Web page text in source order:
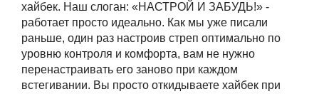
хайбек. Наш слоган: «НАСТРОЙ И ЗАБУДЬ!» -
работает просто идеально. Как мы уже писали
раньше, один раз настроив стреп оптимально по
уровню контроля и комфорта, вам не нужно
перенастраивать его заново при каждом
встегивании. Вы просто откидываете хайбек при